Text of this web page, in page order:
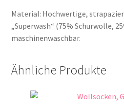
Material: Hochwertige,
„Superwash“ (75% Schurwolle,
maschinenwaschbar.
Ähnliche Produkte